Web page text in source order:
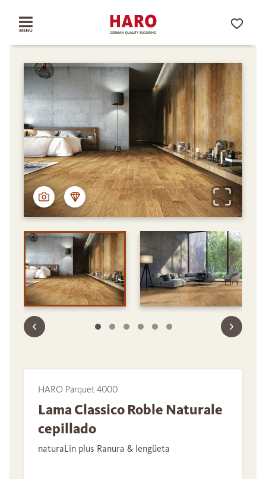
HARO Parquet 4000
Lama Classico Roble Naturale
cepillado
naturaLin plus Ranura & lengüeta